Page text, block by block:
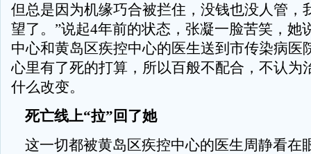
但总是因为机缘巧合被拦住，没钱也没人管，
望了。”说起4年前的状态，张凝一脸苦笑，她
中心和黄岛区疾控中心的医生送到市传染病医
心里有了死的打算，所以百般不配合，不认为
什么改变。
死亡线上“拉”回了她
这一切都被黄岛区疾控中心的医生周静看在